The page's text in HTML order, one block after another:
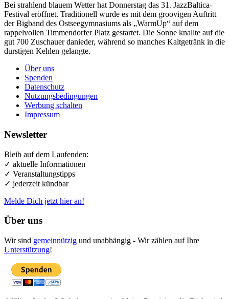
Bei strahlend blauem Wetter hat Donnerstag das 31. JazzBaltica-
Festival eröffnet. Traditionell wurde es mit dem groovigen Auftritt
der Bigband des Ostseegymnasiums als „WarmUp“ auf dem
rappelvollen Timmendorfer Platz gestartet. Die Sonne knallte auf die
gut 700 Zuschauer danieder, während so manches Kaltgetränk in die
durstigen Kehlen gelangte.
Über uns
Spenden
Datenschutz
Nutzungsbedingungen
Werbung schalten
Impressum
Newsletter
Bleib auf dem Laufenden:
✓ aktuelle Informationen
✓ Veranstaltungstipps
✓ jederzeit kündbar
Melde Dich jetzt hier an!
Über uns
Wir sind gemeinnützig und unabhängig - Wir zählen auf Ihre
Unterstützung!